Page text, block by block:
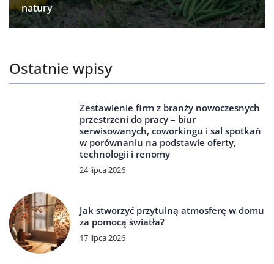
natury
Ostatnie wpisy
Zestawienie firm z branży nowoczesnych
przestrzeni do pracy – biur
serwisowanych, coworkingu i sal spotkań
w porównaniu na podstawie oferty,
technologii i renomy
24 lipca 2026
Jak stworzyć przytulną atmosferę w domu
za pomocą światła?
17 lipca 2026